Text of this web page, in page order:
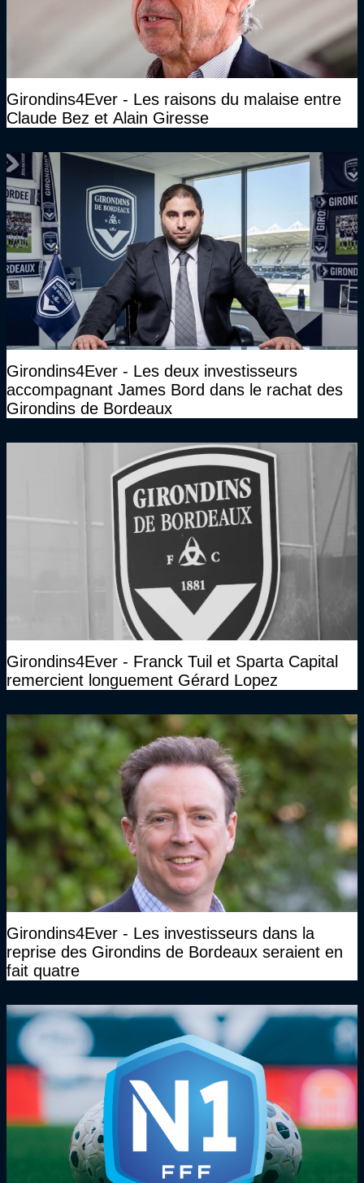
Girondins4Ever - Les raisons du malaise entre
Claude Bez et Alain Giresse
Girondins4Ever - Les deux investisseurs
accompagnant James Bord dans le rachat des
Girondins de Bordeaux
Girondins4Ever - Franck Tuil et Sparta Capital
remercient longuement Gérard Lopez
Girondins4Ever - Les investisseurs dans la
reprise des Girondins de Bordeaux seraient en
fait quatre